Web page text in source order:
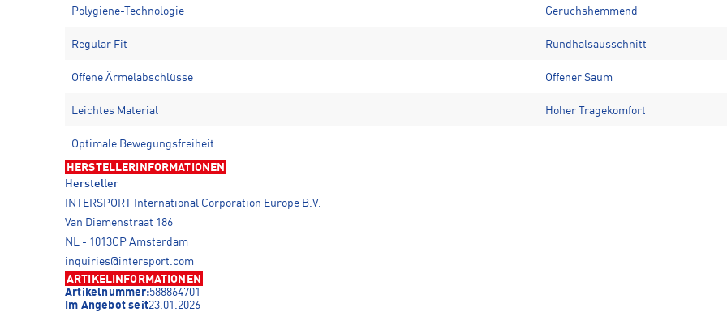
Polygiene-Technologie Geruchshemmend
Regular Fit Rundhalsausschnitt
Offene Ärmelabschlüsse Offener Saum
Leichtes Material Hoher Tragekomfort
Optimale Bewegungsfreiheit
HERSTELLERINFORMATIONEN
Hersteller
INTERSPORT International Corporation Europe B.V.
Van Diemenstraat 186
NL - 1013CP Amsterdam
inquiries@intersport.com
ARTIKELINFORMATIONEN
Artikelnummer:588864701
Im Angebot seit23.01.2026